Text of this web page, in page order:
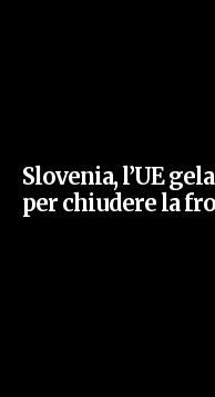
Slovenia, l’UE
per chiudere la